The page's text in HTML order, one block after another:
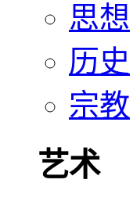
思想
历史
宗教
艺术